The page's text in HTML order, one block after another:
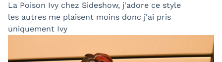
La Poison Ivy chez Sideshow, j'adore ce style
les autres me plaisent moins donc j'ai pris
uniquement Ivy